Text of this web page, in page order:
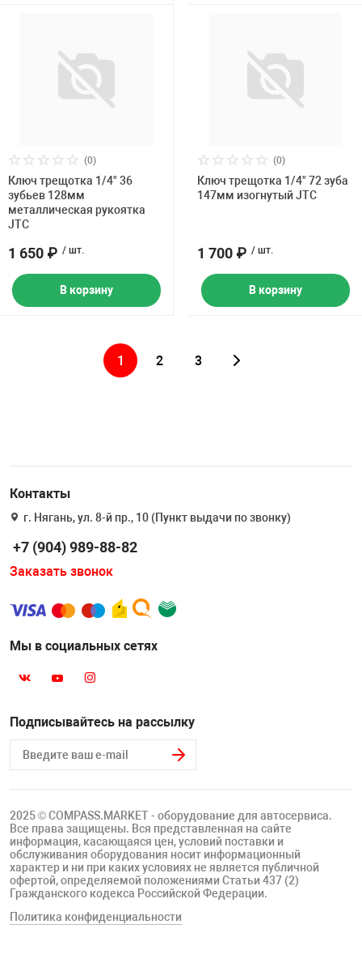
(0)
Ключ трещотка 1/4" 36
зубьев 128мм
металлическая рукоятка
JTC
1 650 ₽ / шт.
В корзину
(0)
Ключ трещотка 1/4" 72 зуба
147мм изогнутый JTC
1 700 ₽ / шт.
В корзину
1 2 3
Контакты
г. Нягань, ул. 8-й пр., 10 (Пункт выдачи по звонку)
+7 (904) 989-88-82
Заказать звонок
Мы в социальных сетях
Подписывайтесь на рассылку
2025 © COMPASS.MARKET - оборудование для автосервиса.
Все права защищены. Вся представленная на сайте
информация, касающаяся цен, условий поставки и
обслуживания оборудования носит информационный
характер и ни при каких условиях не является публичной
офертой, определяемой положениями Статьи 437 (2)
Гражданского кодекса Российской Федерации.
Политика конфиденциальности